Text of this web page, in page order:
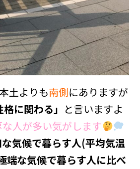
土よりも南側にありますが
格に関わる」 と言いますよ
人が多い気がします
気候で暮らす人(平均気温
端な気候で暮らす人に比べ